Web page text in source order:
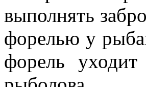
выполнять
форелью у
форель